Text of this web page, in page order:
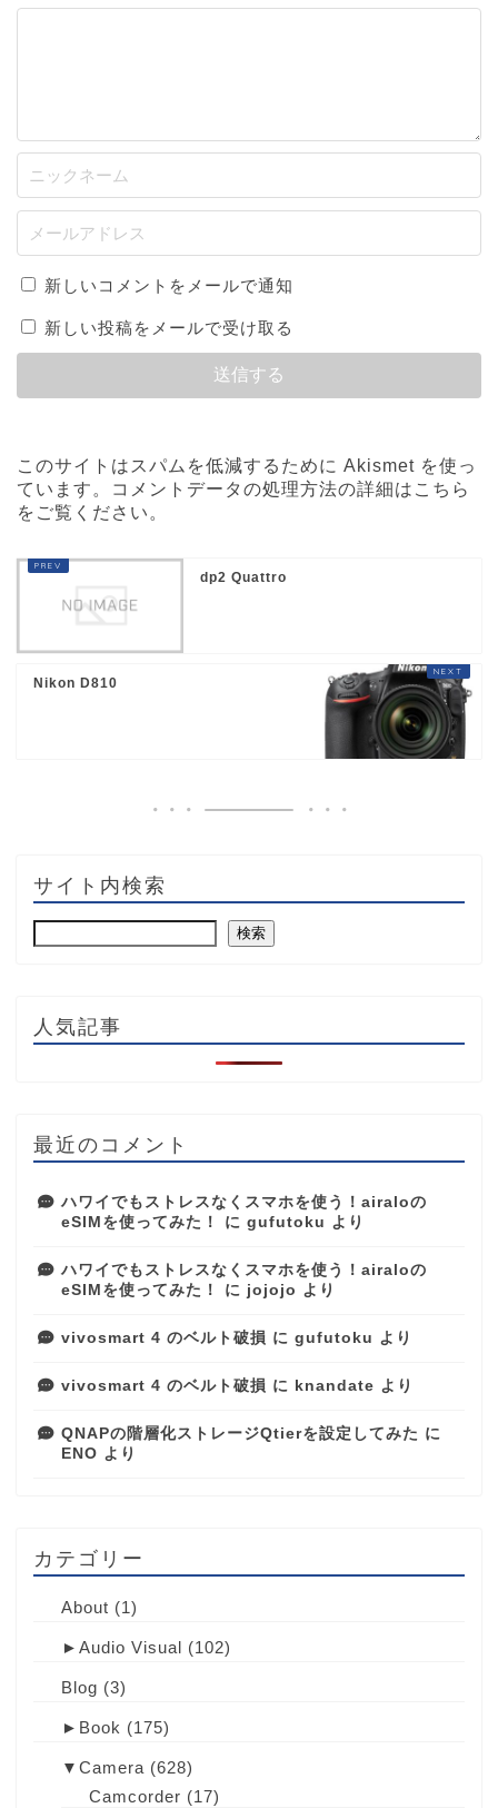
新しいコメントをメールで通知
新しい投稿をメールで受け取る
このサイトはスパムを低減するために Akismet を使っ
ています。
コメントデータの処理方法の詳細はこちら
をご覧ください。
dp2 Quattro
Nikon D810
サイト内検索
検索
人気記事
最近のコメント
ハワイでもストレスなくスマホを使う！airaloの
eSIMを使ってみた！
に gufutoku より
ハワイでもストレスなくスマホを使う！airaloの
eSIMを使ってみた！
に jojojo より
vivosmart 4 のベルト破損 に gufutoku より
vivosmart 4 のベルト破損 に knandate より
QNAPの階層化ストレージQtierを設定してみた に
ENO より
カテゴリー
About (1)
► Audio Visual (102)
Blog (3)
► Book (175)
▼ Camera (628)
Camcorder (17)